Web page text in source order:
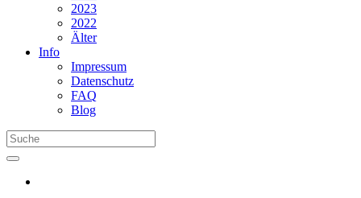
2023
2022
Älter
Info
Impressum
Datenschutz
FAQ
Blog